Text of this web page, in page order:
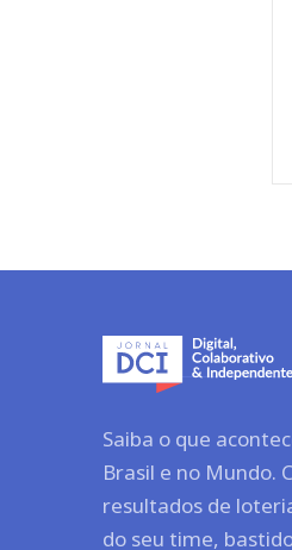
Saiba o que
Brasil e no Mundo.
resultados de
do seu time,